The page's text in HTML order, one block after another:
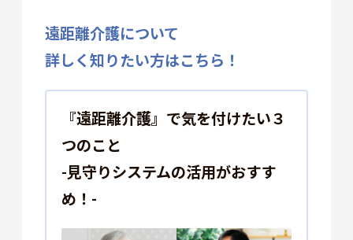
遠距離介護について
詳しく知りたい方はこちら！
『遠距離介護』で気を付けたい３
つのこと
-見守りシステムの活用がおすす
め！-